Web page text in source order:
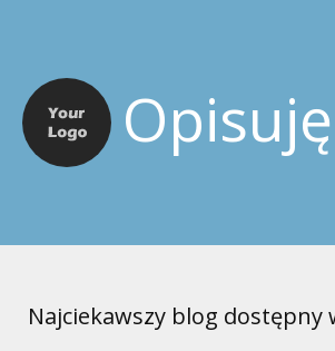
Najciekawszy blog dostępny